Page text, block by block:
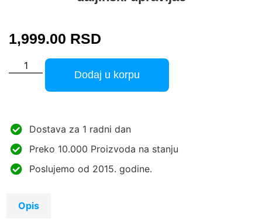
1,999.00 RSD
Dodaj u korpu
Dostava za 1 radni dan
Preko 10.000 Proizvoda na stanju
Poslujemo od 2015. godine.
Opis